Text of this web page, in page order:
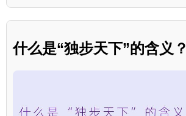
什么是“独步天下”的含义？